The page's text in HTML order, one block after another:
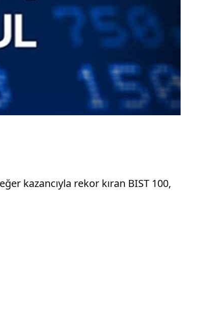
kazancıyla rekor kıran BIST 100,